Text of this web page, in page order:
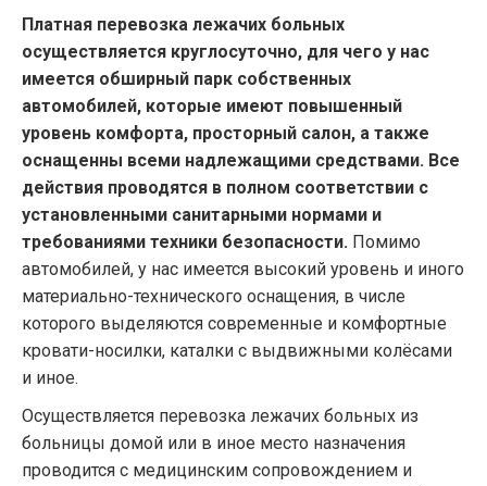
Платная перевозка лежачих больных
осуществляется круглосуточно, для чего у нас
имеется обширный парк собственных
автомобилей, которые имеют повышенный
уровень комфорта, просторный салон, а также
оснащенны всеми надлежащими средствами. Все
действия проводятся в полном соответствии с
установленными санитарными нормами и
требованиями техники безопасности. Помимо
автомобилей, у нас имеется высокий уровень и иного
материально-технического оснащения, в числе
которого выделяются современные и комфортные
кровати-носилки, каталки с выдвижными колёсами
и иное.
Осуществляется перевозка лежачих больных из
больницы домой или в иное место назначения
проводится с медицинским сопровождением и